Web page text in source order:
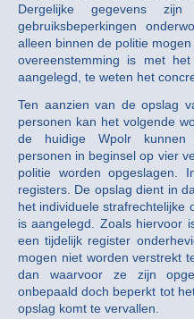
Dergelijke gegevens
gebruiksbeperkingen
alleen binnen de politie
overeenstemming is met
aangelegd, te weten het
Ten aanzien van de opslag
personen kan het volgende
de huidige Wpolr kunnen
personen in beginsel op vier
politie worden opgeslagen.
registers. De opslag dient in
het individuele strafrechtelijke
is aangelegd. Zoals hiervoor
een tijdelijk register
mogen niet worden verstrekt
dan waarvoor ze zijn
onbepaald doch beperkt tot
opslag komt te vervallen.